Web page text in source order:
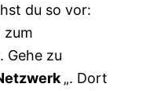
du so vor:
zum
Gehe zu
„. Dort